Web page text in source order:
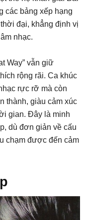
các bảng xếp hạng
đại, khẳng định vị
nhạc.
Way” vẫn giữ
rộng rãi. Ca khúc
rực rỡ mà còn
thành, giàu cảm xúc
gian. Đây là minh
dù đơn giản về cấu
chạm được đến cảm